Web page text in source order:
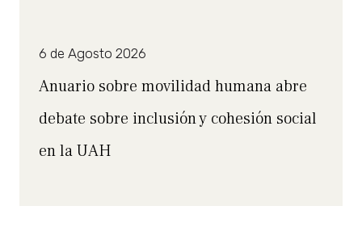
6 de Agosto 2026
Anuario sobre movilidad humana abre
debate sobre inclusión y cohesión social
en la UAH